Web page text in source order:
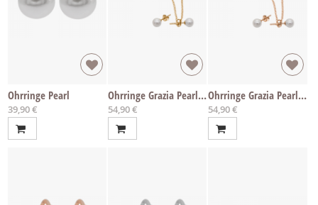
Ohrringe Pearl
39,90 €
Ohrringe Grazia Pearl Gold
54,90 €
Ohrringe Grazia Pearl Rosé
54,90 €